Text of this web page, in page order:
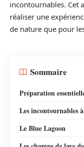
incontournables. Cet
réaliser une
de nature que pour
Sommaire
Préparation
Les incontournables
Le Blue Lagoon